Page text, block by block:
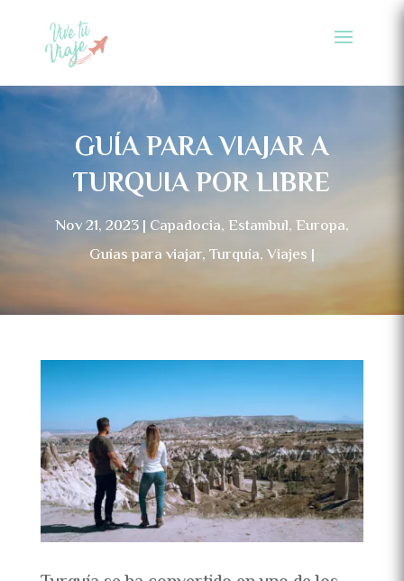
GUÍA PARA VIAJAR A
TURQUIA POR LIBRE
Nov 21, 2023 Capadocia, Estambul, Europa,
Guías para viajar,Turquía,Viajes